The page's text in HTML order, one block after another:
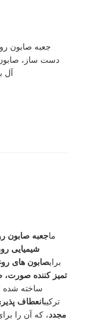
جعبه صابون
دست ساز، صابون
آل
ماجعبه صابون
شیمیایی
برایصابون های
تمیز کننده
ساخته شده
ترکیبانعطاف
مجدد، که آن را